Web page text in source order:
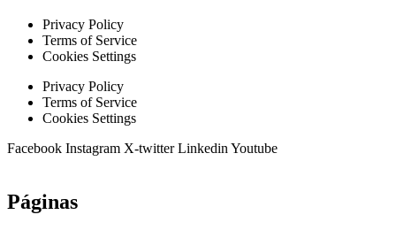
Privacy Policy
Terms of Service
Cookies Settings
Privacy Policy
Terms of Service
Cookies Settings
Facebook Instagram X-twitter Linkedin Youtube
Páginas